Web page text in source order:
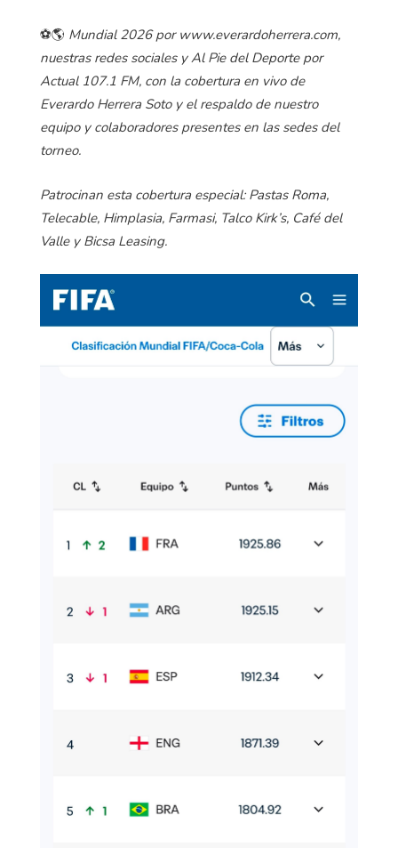
⚽🌎 Mundial 2026 por www.everardoherrera.com,
nuestras redes sociales y Al Pie del Deporte por
Actual 107.1 FM, con la cobertura en vivo de
Everardo Herrera Soto y el respaldo de nuestro
equipo y colaboradores presentes en las sedes del
torneo.
Patrocinan esta cobertura especial: Pastas Roma,
Telecable, Himplasia, Farmasi, Talco Kirk’s, Café del
Valle y Bicsa Leasing.